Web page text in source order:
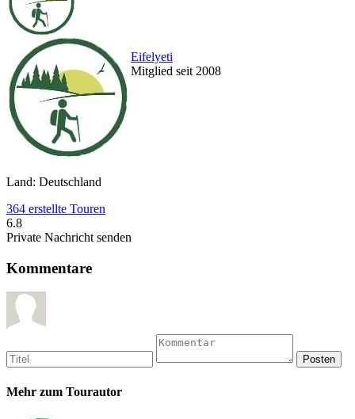
Eifelyeti
Mitglied seit 2008
Land: Deutschland
364 erstellte Touren
6.8
Private Nachricht senden
Kommentare
Mehr zum Tourautor